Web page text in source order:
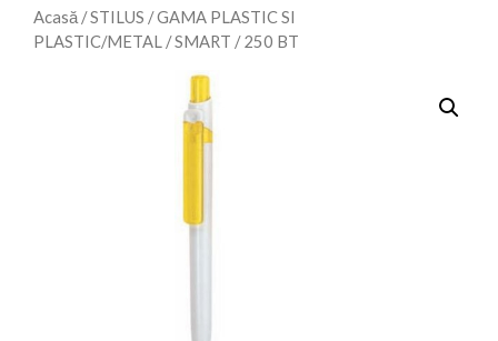
Acasă /STILUS /GAMA PLASTIC SI
PLASTIC/METAL /SMART / 250 BT